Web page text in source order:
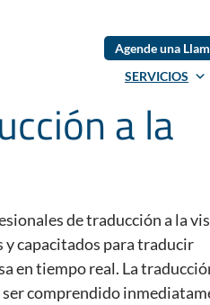
Agende una
SERVICIOS
a la
de traducción a la
capacitados para traducir
en tiempo real. La
comprendido